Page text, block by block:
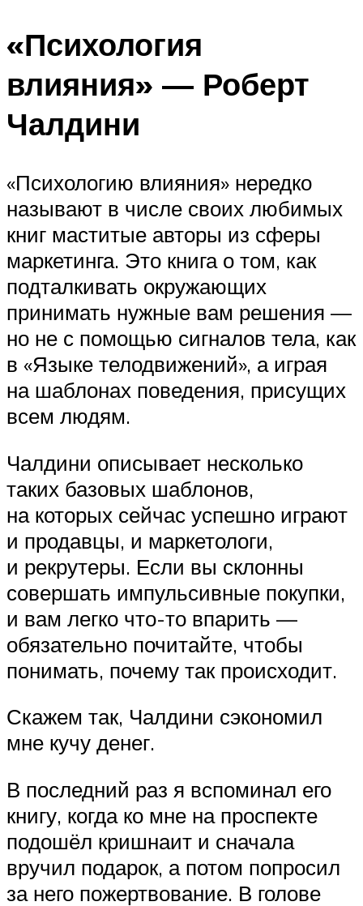
«Психология
влияния» — Роберт
Чалдини
«Психологию влияния» нередко
называют в числе своих любимых
книг маститые авторы из сферы
маркетинга. Это книга о том, как
подталкивать окружающих
принимать нужные вам решения —
но не с помощью сигналов тела, как
в «Языке телодвижений», а играя
на шаблонах поведения, присущих
всем людям.
Чалдини описывает несколько
таких базовых шаблонов,
на которых сейчас успешно играют
и продавцы, и маркетологи,
и рекрутеры. Если вы склонны
совершать импульсивные покупки,
и вам легко что-то впарить —
обязательно почитайте, чтобы
понимать, почему так происходит.
Скажем так, Чалдини сэкономил
мне кучу денег.
В последний раз я вспоминал его
книгу, когда ко мне на проспекте
подошёл кришнаит и сначала
вручил подарок, а потом попросил
за него пожертвование. В голове